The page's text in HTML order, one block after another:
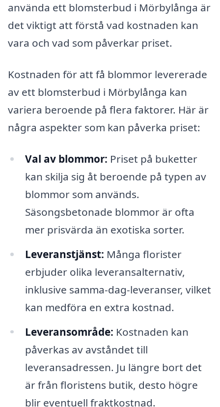
använda ett blomsterbud i Mörbylånga är
det viktigt att förstå vad kostnaden kan
vara och vad som påverkar priset.
Kostnaden för att få blommor levererade
av ett blomsterbud i Mörbylånga kan
variera beroende på flera faktorer. Här är
några aspekter som kan påverka priset:
Val av blommor: Priset på buketter
kan skilja sig åt beroende på typen av
blommor som används.
Säsongsbetonade blommor är ofta
mer prisvärda än exotiska sorter.
Leveranstjänst: Många florister
erbjuder olika leveransalternativ,
inklusive samma-dag-leveranser, vilket
kan medföra en extra kostnad.
Leveransområde: Kostnaden kan
påverkas av avståndet till
leveransadressen. Ju längre bort det
är från floristens butik, desto högre
blir eventuell fraktkostnad.